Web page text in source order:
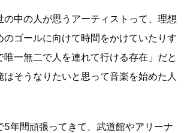
の中の人が思うアーティストって、理想
のゴールに向けて時間をかけていたりす
唯一無二で人を連れて行ける存在」だと
はそうなりたいと思って音楽を始めた人
5年間頑張ってきて、武道館やアリーナ